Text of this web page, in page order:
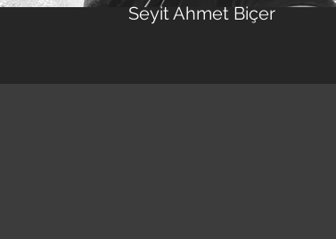
Seyit Ahmet Biçer